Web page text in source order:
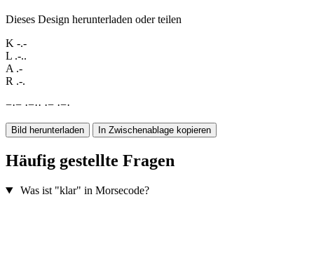
Dieses Design herunterladen oder teilen
K -.-
L .-..
A .-
R .-.
−·− ·−·· ·− ·−·
Bild herunterladen In Zwischenablage kopieren
Häufig gestellte Fragen
Was ist "klar" in Morsecode?